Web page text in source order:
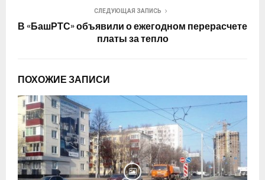
СЛЕДУЮЩАЯ ЗАПИСЬ
В «БашРТС» объявили о ежегодном перерасчете
платы за тепло
ПОХОЖИЕ ЗАПИСИ